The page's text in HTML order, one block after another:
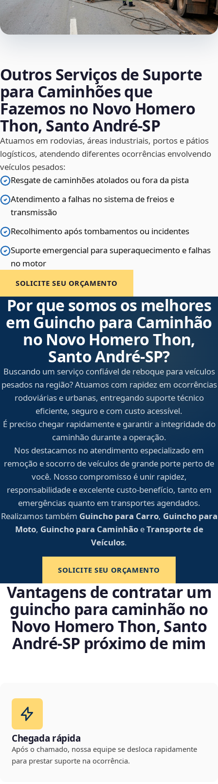
Outros Serviços de Suporte
para Caminhões que
Fazemos no Novo Homero
Thon, Santo André‑SP
Atuamos em rodovias, áreas industriais, portos e pátios
logísticos, atendendo diferentes ocorrências envolvendo
veículos pesados:
Resgate de caminhões atolados ou fora da pista
Atendimento a falhas no sistema de freios e
transmissão
Recolhimento após tombamentos ou incidentes
Suporte emergencial para superaquecimento e falhas
no motor
SOLICITE SEU ORÇAMENTO
Por que somos os melhores
em Guincho para Caminhão
no Novo Homero Thon,
Santo André‑SP?
Buscando um serviço confiável de reboque para veículos
pesados na região? Atuamos com rapidez em ocorrências
rodoviárias e urbanas, entregando suporte técnico
eficiente, seguro e com custo acessível.
É preciso chegar rapidamente e garantir a integridade do
caminhão durante a operação.
Nos destacamos no atendimento especializado em
remoção e socorro de veículos de grande porte perto de
você. Nosso compromisso é unir rapidez,
responsabilidade e excelente custo-benefício, tanto em
emergências quanto em transportes agendados.
Realizamos também Guincho para Carro, Guincho para
Moto, Guincho para CaminhãoeTransporte de
Veículos.
SOLICITE SEU ORÇAMENTO
Vantagens de contratar um
guincho para caminhão no
Novo Homero Thon, Santo
André‑SP próximo de mim
Chegada rápida
Após o chamado, nossa equipe se desloca rapidamente
para prestar suporte na ocorrência.